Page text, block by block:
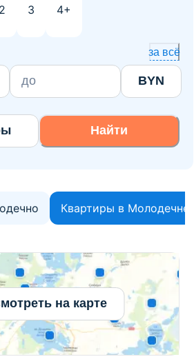
2 3 4+
за всё
BYN
Найти
Квартиры в
на карте